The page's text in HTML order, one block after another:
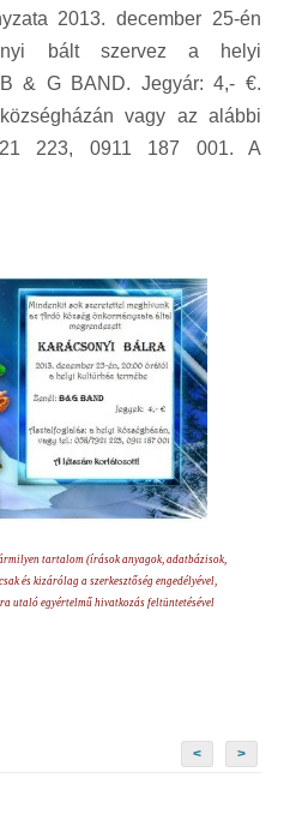
2013. december 25-én
bált szervez a helyi
B& G BAND. Jegyár: 4,- €.
vagy az alábbi
223, 0911 187 001. A
tartalom (írások anyagok, adatbázisok,
és kizárólag a szerkesztőség engedélyével,
utaló egyértelmű hivatkozás feltüntetésével
< >